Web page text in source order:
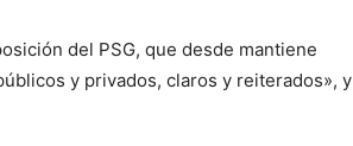
del PSG, que desde mantiene
y privados, claros y reiterados», y